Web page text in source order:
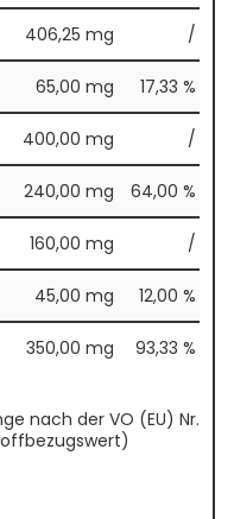
406,25 mg /
65,00 mg 17,33 %
400,00 mg /
240,00 mg 64,00 %
160,00 mg /
45,00 mg 12,00 %
350,00 mg 93,33 %
nach der VO (EU) Nr.